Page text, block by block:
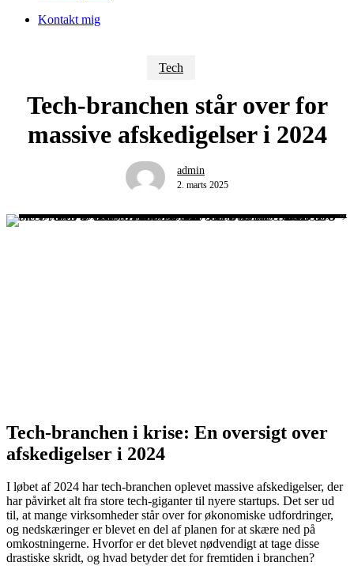
Kontakt mig
Tech
Tech-branchen står over for
massive afskedigelser i 2024
admin
2. marts 2025
Tech-branchen i krise: En oversigt over
afskedigelser i 2024
I løbet af 2024 har tech-branchen oplevet massive afskedigelser, der
har påvirket alt fra store tech-giganter til nyere startups. Det ser ud
til, at mange virksomheder står over for økonomiske udfordringer,
og nedskæringer er blevet en del af planen for at skære ned på
omkostningerne. Hvorfor er det blevet nødvendigt at tage disse
drastiske skridt, og hvad betyder det for fremtiden i branchen?